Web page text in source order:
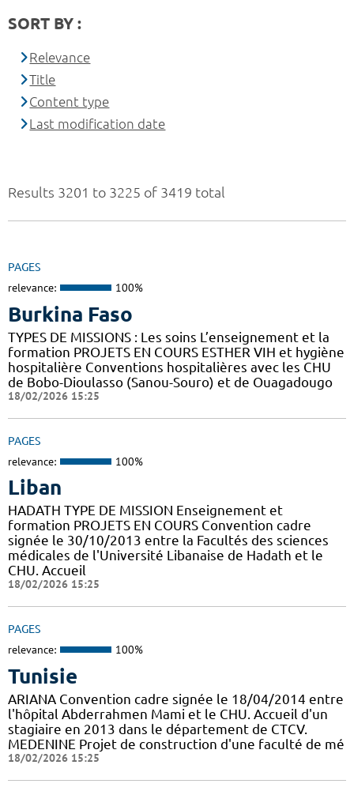
Results 3201 to 3225 of 3419 total
PAGES
relevance: 100%
Burkina Faso
TYPES DE MISSIONS : Les soins L’enseignement et la
formation PROJETS EN COURS ESTHER VIH et hygiène
hospitalière Conventions hospitalières avec les CHU
de Bobo-Dioulasso (Sanou-Souro) et de Ouagadougo
18/02/2026 15:25
PAGES
relevance: 100%
Liban
HADATH TYPE DE MISSION Enseignement et
formation PROJETS EN COURS Convention cadre
signée le 30/10/2013 entre la Facultés des sciences
médicales de l'Université Libanaise de Hadath et le
CHU. Accueil
18/02/2026 15:25
PAGES
relevance: 100%
Tunisie
ARIANA Convention cadre signée le 18/04/2014 entre
l'hôpital Abderrahmen Mami et le CHU. Accueil d'un
stagiaire en 2013 dans le département de CTCV.
MEDENINE Projet de construction d'une faculté de mé
18/02/2026 15:25
SORT BY :
Relevance
Title
Content type
Last modification date